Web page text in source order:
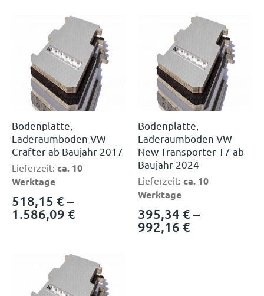
Bodenplatte,
Laderaumboden VW
Crafter ab Baujahr 2017
Lieferzeit: ca. 10
Werktage
518,15 € –
1.586,09 €
Bodenplatte,
Laderaumboden VW
New Transporter T7 ab
Baujahr 2024
Lieferzeit: ca. 10
Werktage
395,34 € –
992,16 €